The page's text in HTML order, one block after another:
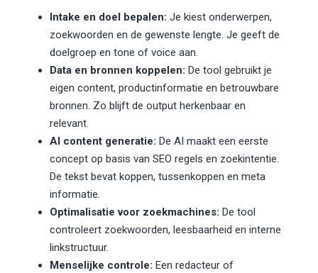
Intake en doel bepalen: Je kiest onderwerpen,
zoekwoorden en de gewenste lengte. Je geeft de
doelgroep en tone of voice aan.
Data en bronnen koppelen: De tool gebruikt je
eigen content, productinformatie en betrouwbare
bronnen. Zo blijft de output herkenbaar en
relevant.
AI content generatie: De AI maakt een eerste
concept op basis van SEO regels en zoekintentie.
De tekst bevat koppen, tussenkoppen en meta
informatie.
Optimalisatie voor zoekmachines: De tool
controleert zoekwoorden, leesbaarheid en interne
linkstructuur.
Menselijke controle: Een redacteur of